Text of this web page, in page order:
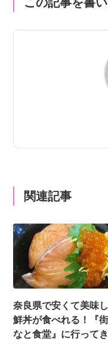
関連記事
奈良県で安くて美味
鮮丼が食べれる！『
なと食堂』に行って